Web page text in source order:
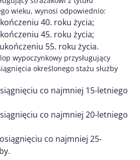
wieku, wynosi odpowiednio:
40. roku życia;
45. roku życia;
55. roku życia.
wypoczynkowy przysługujący
określonego stażu służby
co najmniej 15-letniego
co najmniej 20-letniego
co najmniej 25-